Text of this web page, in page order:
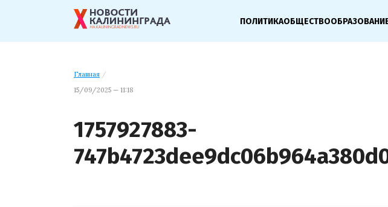
ПОЛИТИКАОБЩЕСТВО
Главная /
15/09/2025 — 11:18
1757927883-